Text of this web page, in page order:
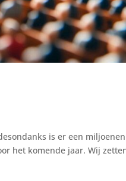
is er een
het komende jaar. Wij